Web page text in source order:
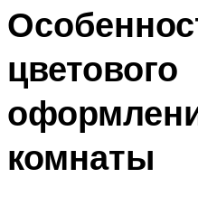
цветового
комнаты